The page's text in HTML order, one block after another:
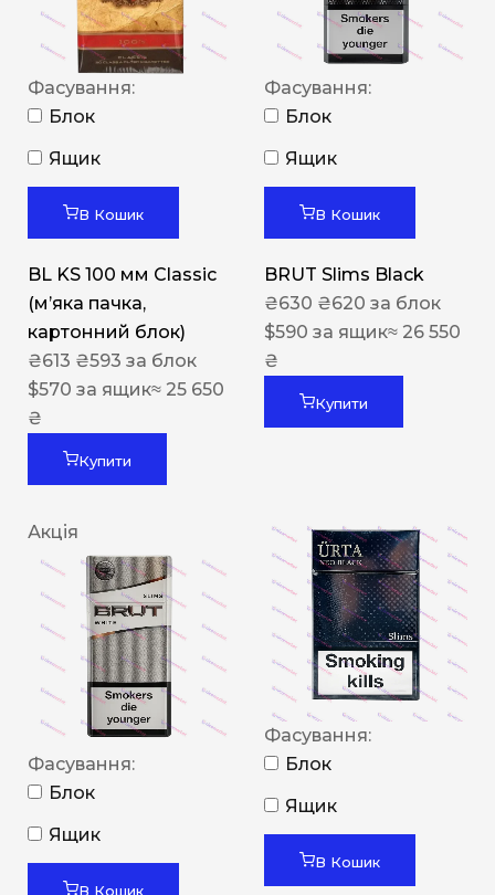
Фасування:
Блок
Ящик
В Кошик
BL KS 100 мм Classic
(м’яка пачка,
картонний блок)
₴613 ₴593 за блок
$570 за ящик≈ 25 650
₴
Купити
Фасування:
Блок
Ящик
В Кошик
BRUT Slims Black
₴630 ₴620 за блок
$590 за ящик≈ 26 550
₴
Купити
Акція
Фасування:
Блок
Ящик
В Кошик
Фасування:
Блок
Ящик
В Кошик